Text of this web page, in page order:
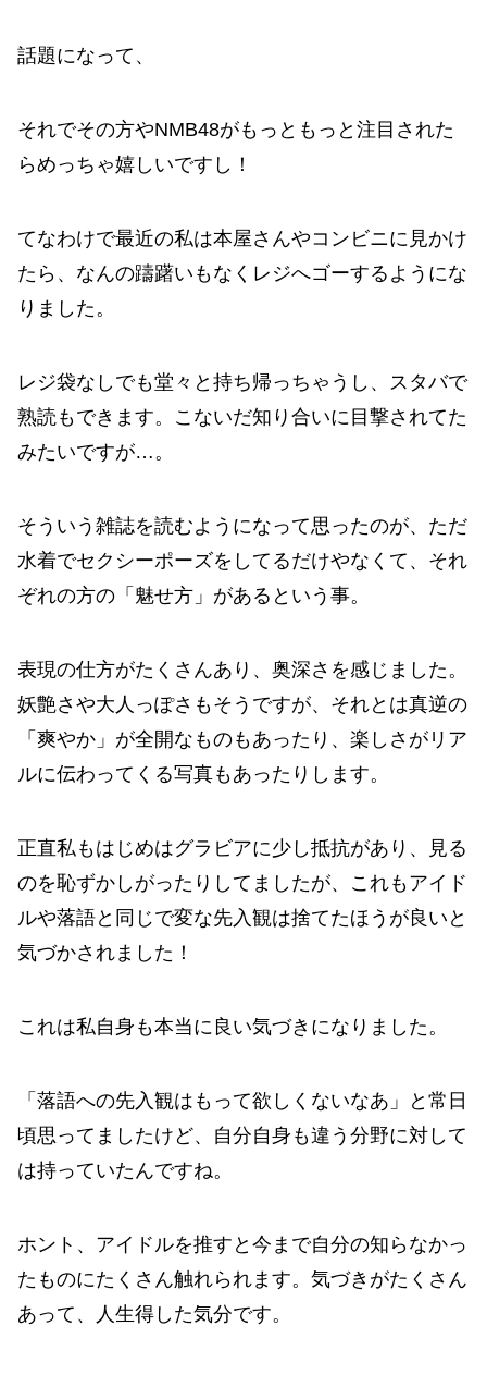
話題になって、
それでその方やNMB48がもっともっと注目された
らめっちゃ嬉しいですし！
てなわけで最近の私は本屋さんやコンビニに見かけ
たら、なんの躊躇いもなくレジへゴーするようにな
りました。
レジ袋なしでも堂々と持ち帰っちゃうし、スタバで
熟読もできます。こないだ知り合いに目撃されてた
みたいですが…。
そういう雑誌を読むようになって思ったのが、ただ
水着でセクシーポーズをしてるだけやなくて、それ
ぞれの方の「魅せ方」があるという事。
表現の仕方がたくさんあり、奥深さを感じました。
妖艶さや大人っぽさもそうですが、それとは真逆の
「爽やか」が全開なものもあったり、楽しさがリア
ルに伝わってくる写真もあったりします。
正直私もはじめはグラビアに少し抵抗があり、見る
のを恥ずかしがったりしてましたが、これもアイド
ルや落語と同じで変な先入観は捨てたほうが良いと
気づかされました！
これは私自身も本当に良い気づきになりました。
「落語への先入観はもって欲しくないなあ」と常日
頃思ってましたけど、自分自身も違う分野に対して
は持っていたんですね。
ホント、アイドルを推すと今まで自分の知らなかっ
たものにたくさん触れられます。気づきがたくさん
あって、人生得した気分です。